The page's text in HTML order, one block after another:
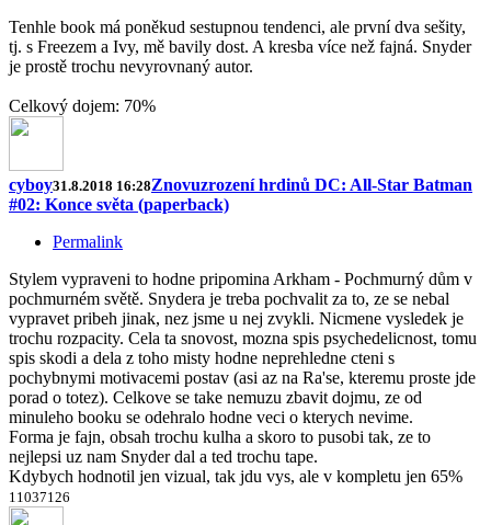
Tenhle book má poněkud sestupnou tendenci, ale první dva sešity,
tj. s Freezem a Ivy, mě bavily dost. A kresba více než fajná. Snyder
je prostě trochu nevyrovnaný autor.
Celkový dojem: 70%
cyboy31.8.2018 16:28Znovuzrození hrdinů DC: All-Star Batman
#02: Konce světa (paperback)
Permalink
Stylem vypraveni to hodne pripomina Arkham - Pochmurný dům v
pochmurném světě. Snydera je treba pochvalit za to, ze se nebal
vypravet pribeh jinak, nez jsme u nej zvykli. Nicmene vysledek je
trochu rozpacity. Cela ta snovost, mozna spis psychedelicnost, tomu
spis skodi a dela z toho misty hodne neprehledne cteni s
pochybnymi motivacemi postav (asi az na Ra'se, kteremu proste jde
porad o totez). Celkove se take nemuzu zbavit dojmu, ze od
minuleho booku se odehralo hodne veci o kterych nevime.
Forma je fajn, obsah trochu kulha a skoro to pusobi tak, ze to
nejlepsi uz nam Snyder dal a ted trochu tape.
Kdybych hodnotil jen vizual, tak jdu vys, ale v kompletu jen 65%
11037126